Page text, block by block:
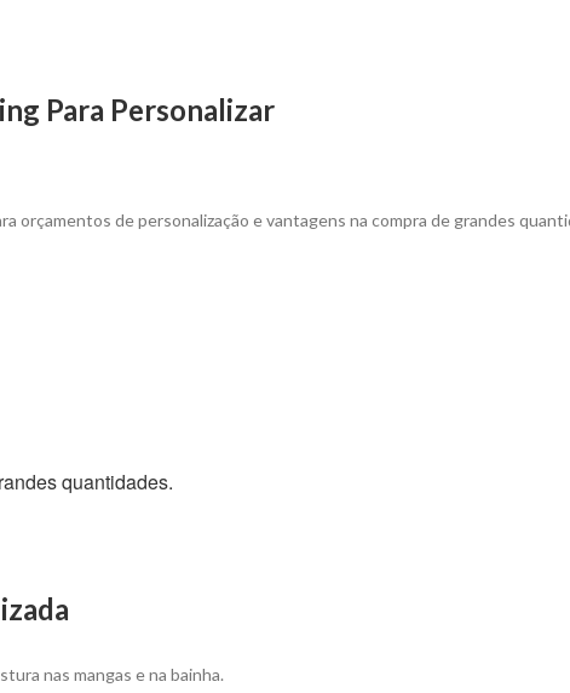
Para Personalizar
orçamentos de personalização e vantagens na compra de grandes
quantidades.
nas mangas e na bainha.